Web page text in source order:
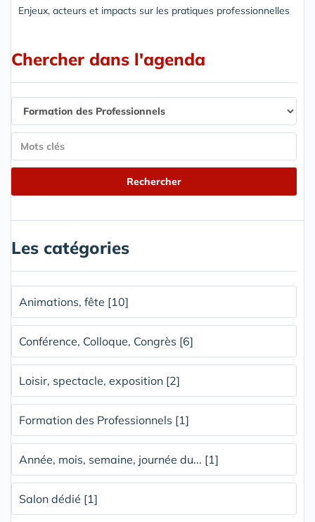
Enjeux, acteurs et impacts sur les pratiques professionnelles
Chercher dans l'agenda
Les catégories
Animations, fête [10]
Conférence, Colloque, Congrès [6]
Loisir, spectacle, exposition [2]
Formation des Professionnels [1]
Année, mois, semaine, journée du... [1]
Salon dédié [1]